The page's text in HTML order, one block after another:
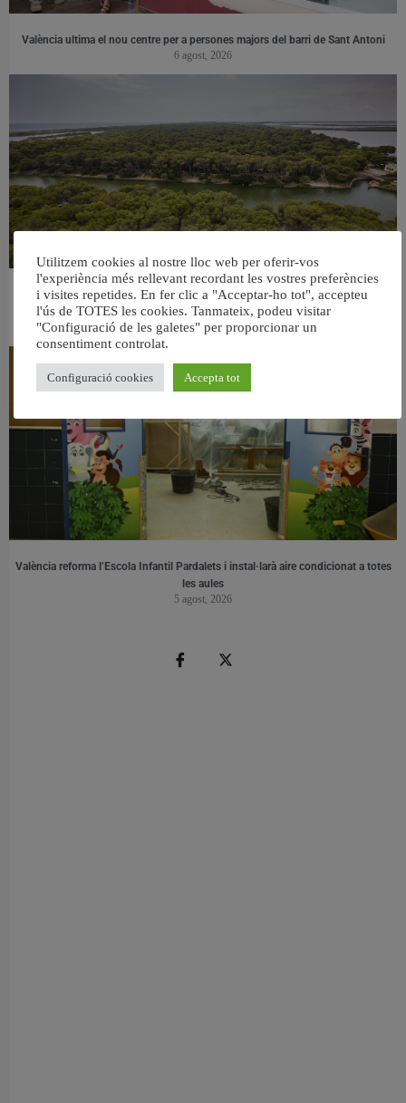
València ultima el nou centre per a persones majors del barri de Sant Antoni
6 agost, 2026
València retira prop de 15.000 litres de residus de la Devesa durant el mes de
juliol
6 agost, 2026
València reforma l’Escola Infantil Pardalets i instal·larà aire condicionat a totes
les aules
5 agost, 2026
Utilitzem cookies al nostre lloc web per oferir-vos
l'experiència més rellevant recordant les vostres preferències
i visites repetides. En fer clic a "Acceptar-ho tot", accepteu
l'ús de TOTES les cookies. Tanmateix, podeu visitar
"Configuració de les galetes" per proporcionar un
consentiment controlat.
Configuració cookies Accepta tot